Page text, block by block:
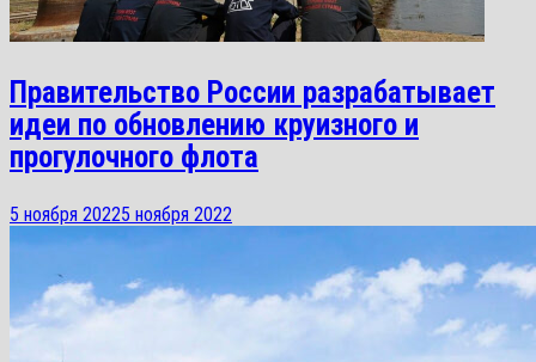
Правительство России разрабатывает
идеи по обновлению круизного и
прогулочного флота
5 ноября 20225 ноября 2022